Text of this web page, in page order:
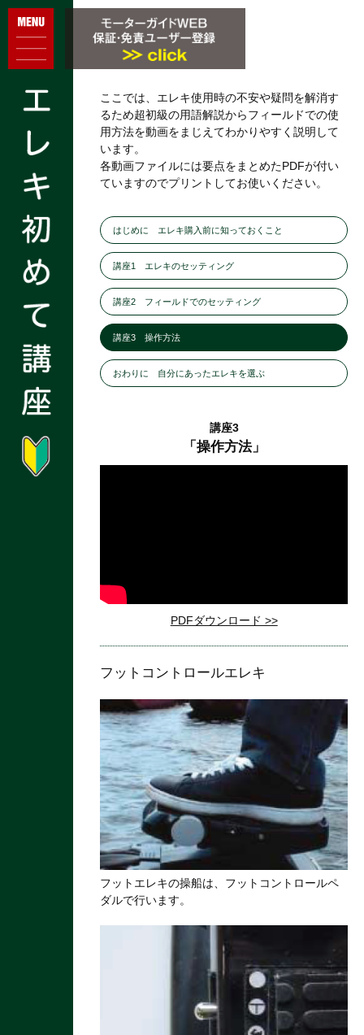
ここでは、エレキ使用時の不安や疑問を解消す
るため超初級の用語解説からフィールドでの使
用方法を動画をまじえてわかりやすく説明して
います。
各動画ファイルには要点をまとめたPDFが付い
ていますのでプリントしてお使いください。
はじめに エレキ購入前に知っておくこと
講座1 エレキのセッティング
講座2 フィールドでのセッティング
講座3 操作方法
おわりに 自分にあったエレキを選ぶ
講座3
「操作方法」
PDFダウンロード >>
フットコントロールエレキ
フットエレキの操船は、フットコントロールペ
ダルで行います。